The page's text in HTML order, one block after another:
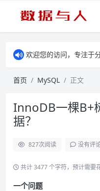
欢迎您的访问，专注于
首页 MySQL 正文
InnoDB一棵B+
据？
827次阅读 没有评
共计 3477 个字符，预计需要
一个问题